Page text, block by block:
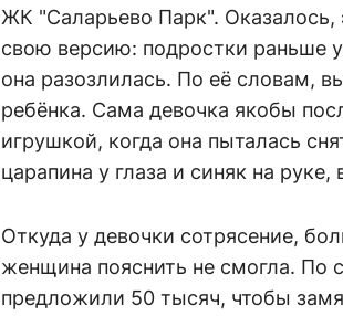
ЖК "Саларьево Парк". Оказалось,
свою версию: подростки раньше
она разозлилась. По её словам,
ребёнка. Сама девочка якобы
игрушкой, когда она пыталась
царапина у глаза и синяк на
Откуда у девочки сотрясение,
женщина пояснить не смогла. По
предложили 50 тысяч, чтобы